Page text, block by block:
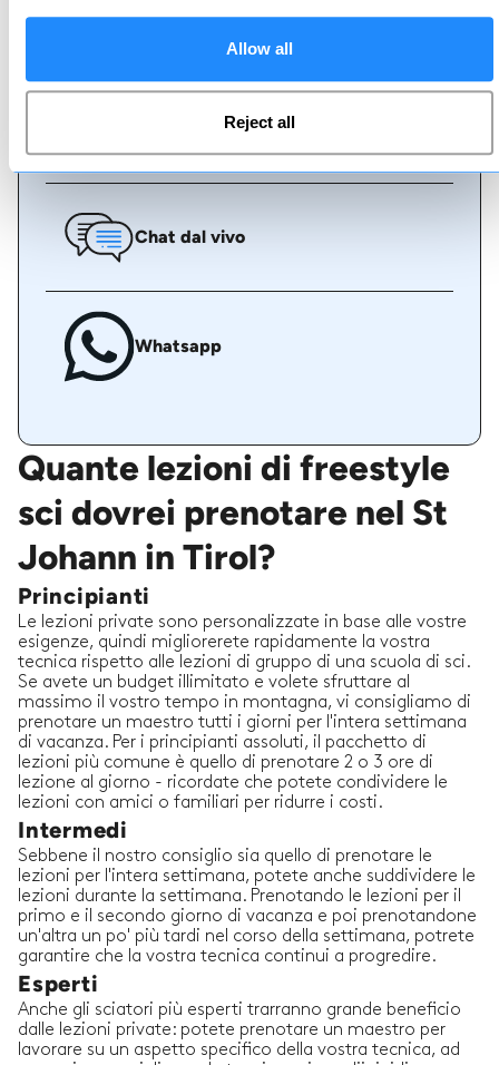
Allow all
Reject all
Prenota online
Chat dal vivo
Whatsapp
Quante lezioni di freestyle
sci dovrei prenotare nel St
Johann in Tirol?
Principianti
Le lezioni private sono personalizzate in base alle vostre
esigenze, quindi migliorerete rapidamente la vostra
tecnica rispetto alle lezioni di gruppo di una scuola di sci.
Se avete un budget illimitato e volete sfruttare al
massimo il vostro tempo in montagna, vi consigliamo di
prenotare un maestro tutti i giorni per l'intera settimana
di vacanza. Per i principianti assoluti, il pacchetto di
lezioni più comune è quello di prenotare 2 o 3 ore di
lezione al giorno - ricordate che potete condividere le
lezioni con amici o familiari per ridurre i costi.
Intermedi
Sebbene il nostro consiglio sia quello di prenotare le
lezioni per l'intera settimana, potete anche suddividere le
lezioni durante la settimana. Prenotando le lezioni per il
primo e il secondo giorno di vacanza e poi prenotandone
un'altra un po' più tardi nel corso della settimana, potrete
garantire che la vostra tecnica continui a progredire.
Esperti
Anche gli sciatori più esperti trarranno grande beneficio
dalle lezioni private: potete prenotare un maestro per
lavorare su un aspetto specifico della vostra tecnica, ad